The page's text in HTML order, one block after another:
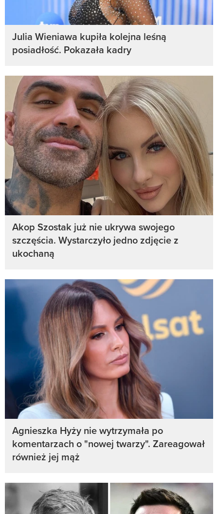
Julia Wieniawa kupiła kolejna leśną
posiadłość. Pokazała kadry
Akop Szostak już nie ukrywa swojego
szczęścia. Wystarczyło jedno zdjęcie z
ukochaną
Agnieszka Hyży nie wytrzymała po
komentarzach o "nowej twarzy". Zareagował
również jej mąż